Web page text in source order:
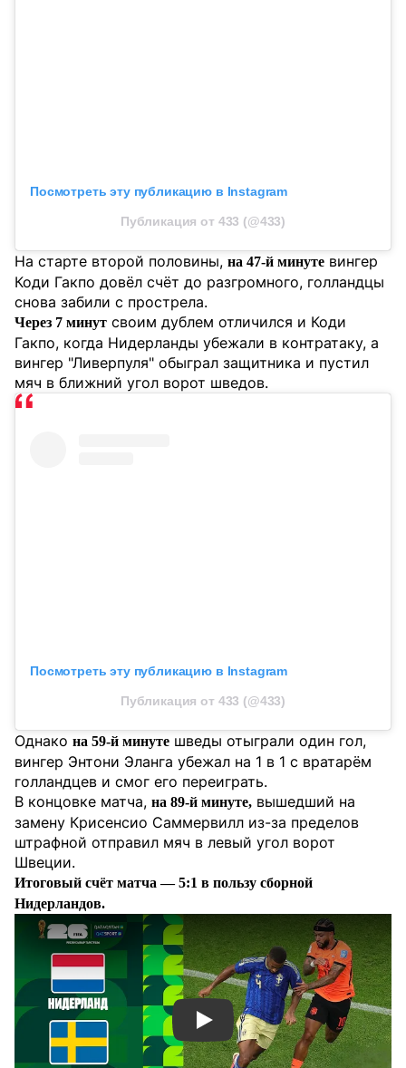
Посмотреть эту публикацию в Instagram
Публикация от 433 (@433)
На старте второй половины, на 47-й минуте вингер
Коди Гакпо довёл счёт до разгромного, голландцы
снова забили с прострела.
Через 7 минут своим дублем отличился и Коди
Гакпо, когда Нидерланды убежали в контратаку, а
вингер "Ливерпуля" обыграл защитника и пустил
мяч в ближний угол ворот шведов.
Посмотреть эту публикацию в Instagram
Публикация от 433 (@433)
Однако на 59-й минуте шведы отыграли один гол,
вингер Энтони Эланга убежал на 1 в 1 с вратарём
голландцев и смог его переиграть.
В концовке матча, на 89-й минуте, вышедший на
замену Крисенсио Саммервилл из-за пределов
штрафной отправил мяч в левый угол ворот
Швеции.
Итоговый счёт матча — 5:1 в пользу сборной
Нидерландов.
Смотреть видео YouTube